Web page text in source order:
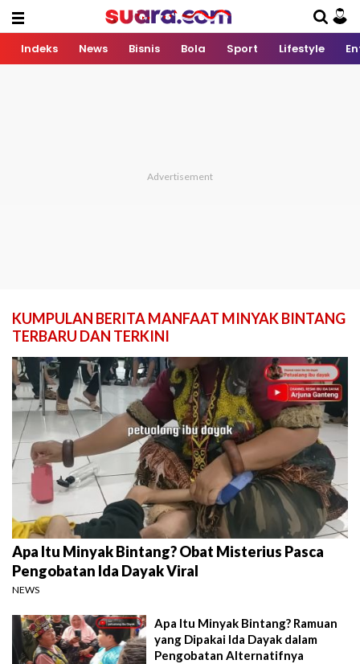
Indeks News Bisnis Bola Sport Lifestyle
KUMPULAN BERITA MANFAAT MINYAK BINTANG
TERBARU DAN TERKINI
Apa Itu Minyak Bintang? Obat Misterius Pasca
Pengobatan Ida Dayak Viral
NEWS
Apa Itu Minyak Bintang? Ramuan
yang Dipakai Ida Dayak dalam
Pengobatan Alternatifnya